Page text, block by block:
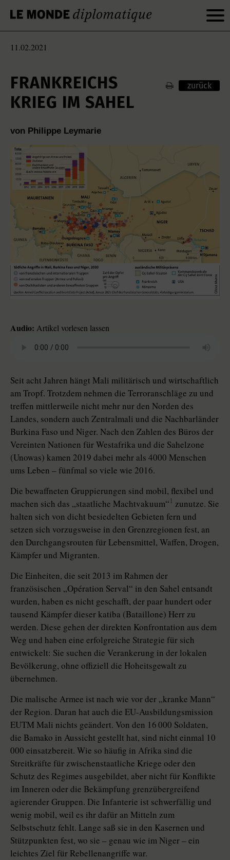
11.02.2021
FRANKREICHS
KRIEG IM SAHEL
zurück
von Philippe Leymarie
Audio: Artikel vorlesen lassen
Seit acht Jahren hängt Mali militärisch und wirtschaftlich
am Tropf. Trotzdem nehmen die Terroranschläge zu und
treffen mittlerweile nicht mehr nur den Norden des
Landes, sondern auch Zen­tral­mali und die Nachbarländer
Burkina Faso und Niger. Nach den Zahlen des Büros der
Vereinten Nationen für Westafrika und die Sahelzone
(Unowas) kamen 2019 dabei mehr als 4000 Menschen
ums Leben – fünfmal so viele wie 2016.
Die bewaffneten Gruppierungen sind mobil, flexibel und
machen sich das „staatliche Machtvakuum“ 1 zunutze. Sie
halten sich von dicht besiedelten Gebieten fern und
setzen sich vorzugsweise in den Grenzregionen fest, an
den Durchgangsrouten für Lebensmittel, Waffen, Drogen,
Kämpfer und Migranten.
Die Einheiten, die seit 2013 im Rahmen der
französischen „Opéra­tion Serval“ in den Sahel entsandt
wurden, haben es nicht geschafft, der paar hundert oder
tausend Kämpfer dieser katiba (Bataillone) Herr zu
werden. Diese gehen der direkten Konfrontation aus dem
Weg und haben eine erfolgreiche Strategie für sich
entwickelt: Sie suchen die Verankerung in der lokalen
Bevölkerung, ohne offiziell die Hoheitsgewalt zu
übernehmen.
Die malische Armee ist nach wie vor der „kranke Mann“
der Region. Daran hat auch die EU-Ausbildungsmission
EUTM Mali nichts geändert. Von den 16 000 Soldaten,
die Bamako in Aussicht gestellt hat, sind nicht einmal 10
000 einsatzbereit. Wie so häufig in Afrika sind die
Streitkräfte für zwischenstaatliche Kriege oder den
Schutz des Regimes ausgebildet, aber nicht für Konflikte
im Inneren oder die Bekämpfung grenzübergreifend
agierender Gruppen. Die Infanterie ist schwerfällig und
wenig mobil, weil es ihr dafür an Mitteln zum
Selbstschutz fehlt. Lange saß sie in den Kasernen und
Stützpunkten fest, wo sie – genau wie im Niger – ein
leichtes Ziel für Rebellenangriffe war.